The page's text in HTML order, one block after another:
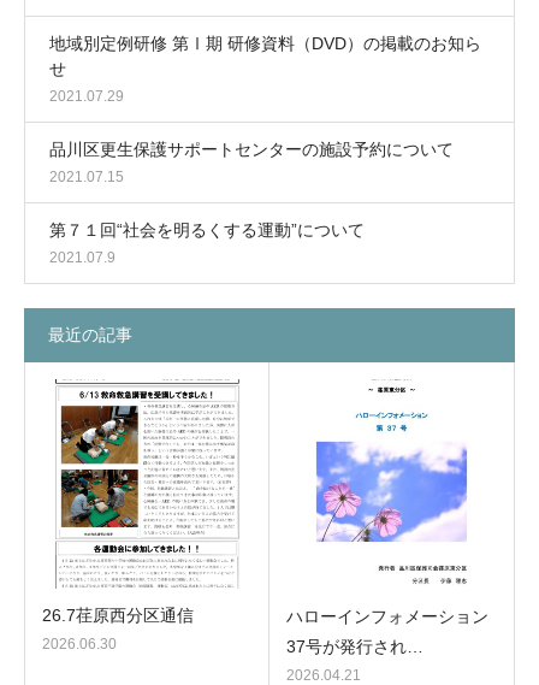
地域別定例研修 第Ⅰ期 研修資料（DVD）の掲載のお知ら
せ
2021.07.29
品川区更生保護サポートセンターの施設予約について
2021.07.15
第７１回“社会を明るくする運動”について
2021.07.9
最近の記事
26.7荏原西分区通信
2026.06.30
ハローインフォメーション
37号が発行され…
2026.04.21